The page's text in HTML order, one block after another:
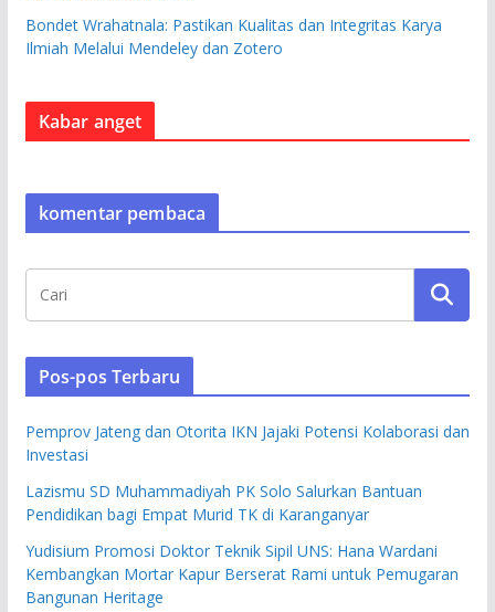
Bondet Wrahatnala: Pastikan Kualitas dan Integritas Karya
Ilmiah Melalui Mendeley dan Zotero
Kabar anget
komentar pembaca
Pos-pos Terbaru
Pemprov Jateng dan Otorita IKN Jajaki Potensi Kolaborasi dan
Investasi
Lazismu SD Muhammadiyah PK Solo Salurkan Bantuan
Pendidikan bagi Empat Murid TK di Karanganyar
Yudisium Promosi Doktor Teknik Sipil UNS: Hana Wardani
Kembangkan Mortar Kapur Berserat Rami untuk Pemugaran
Bangunan Heritage